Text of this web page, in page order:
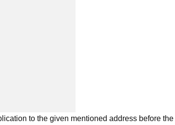
to the given mentioned address before the